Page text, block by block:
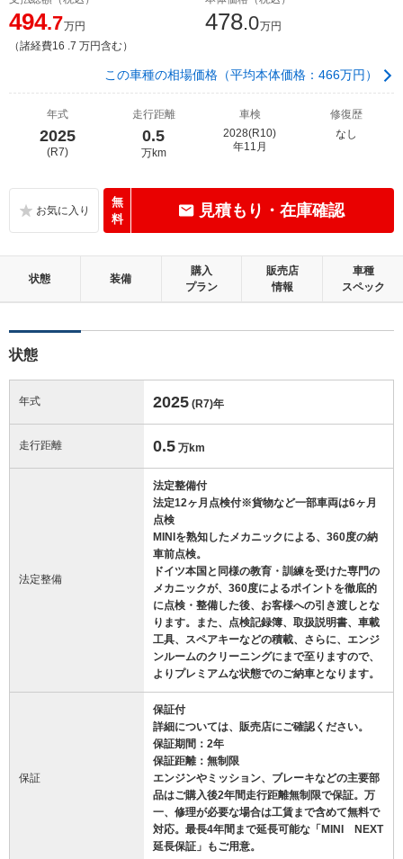
494.7万円
（諸経費16 .7 万円含む）
478.0万円
この車種の相場価格（平均本体価格：466万円）
年式
2025
(R7)
走行距離
0.5
万km
車検
2028(R10)
年11月
修復歴
なし
無
料
見積もり・在庫確認
状態 装備
購入
プラン
販売店
情報
車種
スペック
状態
年式 2025 (R7)年
走行距離 0.5 万km
法定整備
法定整備付
法定12ヶ月点検付※貨物など一部車両は6ヶ月
点検
MINIを熟知したメカニックによる、360度の納
車前点検。
ドイツ本国と同様の教育・訓練を受けた専門の
メカニックが、360度によるポイントを徹底的
に点検・整備した後、お客様への引き渡しとな
ります。また、点検記録簿、取扱説明書、車載
工具、スペアキーなどの積載、さらに、エンジ
ンルームのクリーニングにまで至りますので、
よりプレミアムな状態でのご納車となります。
保証
保証付
詳細については、販売店にご確認ください。
保証期間：2年
保証距離：無制限
エンジンやミッション、ブレーキなどの主要部
品はご購入後2年間走行距離無制限で保証。万
一、修理が必要な場合は工賃まで含めて無料で
対応。最長4年間まで延長可能な「MINI NEXT
延長保証」もご用意。